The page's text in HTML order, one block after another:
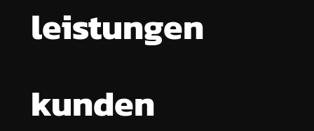
leistungen
kunden